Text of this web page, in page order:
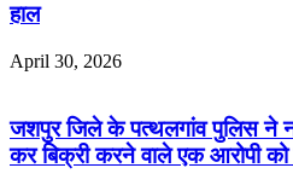
हाल
April 30, 2026
जशपुर जिले के पत्थलगांव पुलिस ने
कर बिक्री करने वाले एक आरोपी को